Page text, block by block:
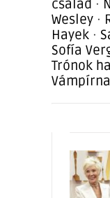
család ·
Wesley ·
Hayek ·
Sofía
Trónok